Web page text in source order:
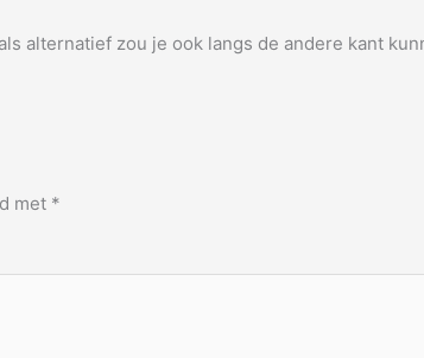
alternatief zou je ook langs de andere kant
met *